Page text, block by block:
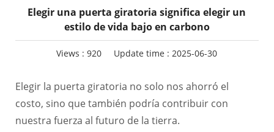
Elegir una puerta giratoria significa elegir un
estilo de vida bajo en carbono
Views :920 Update time : 2025-06-30
Elegir la puerta giratoria no solo nos ahorró el
costo, sino que también podría contribuir con
nuestra fuerza al futuro de la tierra.